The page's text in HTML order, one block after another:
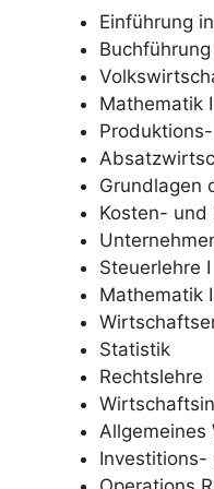
Einführung
Mathematik I
Grundlagen
Kosten- und
Steuerlehre I
Mathematik
Statistik
Rechtslehre
Allgemeines
Investitions-